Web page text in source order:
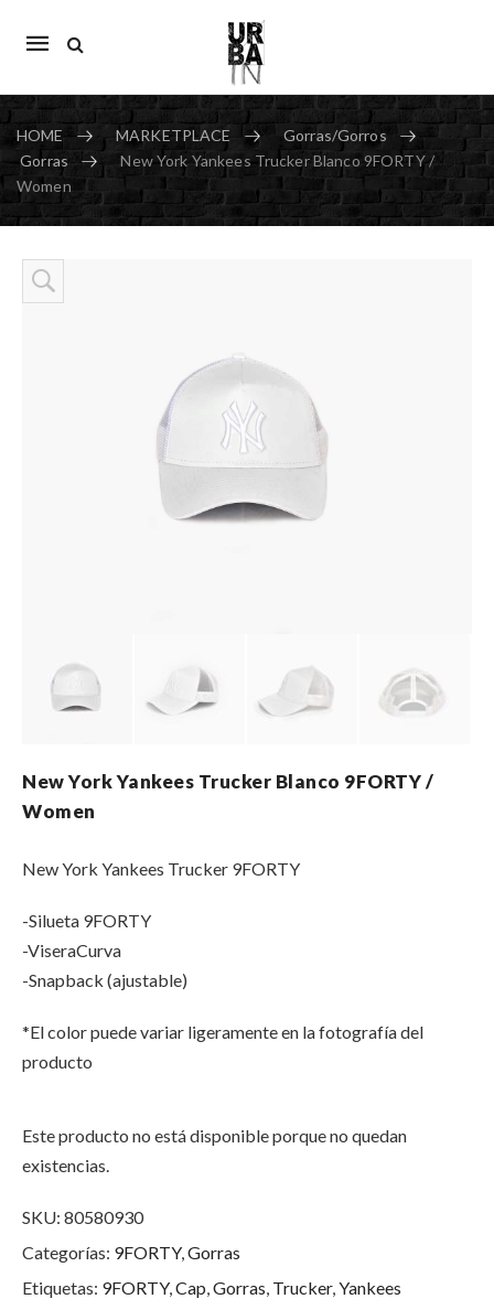
Mobile
HOME MARKETPLACE
Gorras/Gorros
Gorras
New York Yankees Trucker Blanco 9FORTY /
Women
Skip to content
New York Yankees Trucker Blanco 9FORTY /
Women
New York Yankees Trucker 9FORTY
-Silueta 9FORTY
-ViseraCurva
-Snapback (ajustable)
*El color puede variar ligeramente en la fotografía del
producto
Este producto no está disponible porque no quedan
existencias.
SKU: 80580930
Categorías: 9FORTY,Gorras
Etiquetas: 9FORTY,Cap,Gorras, Trucker,Yankees